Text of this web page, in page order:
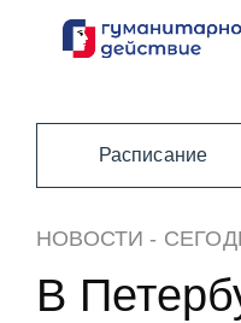
Перейти
Расписание
НОВОСТИ -
В